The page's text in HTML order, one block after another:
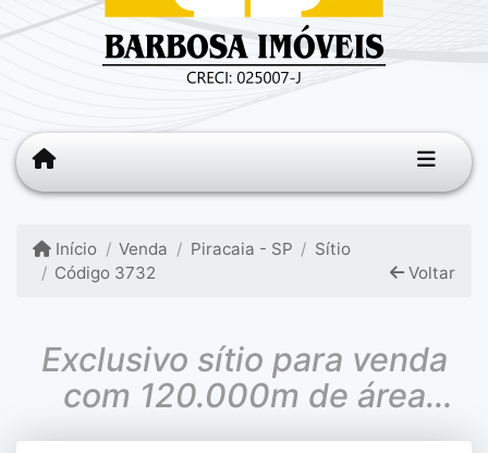
Início Venda Piracaia - SP
Sítio
Código 3732
Voltar
Exclusivo sítio para venda
com 120.000m de área
total!!!